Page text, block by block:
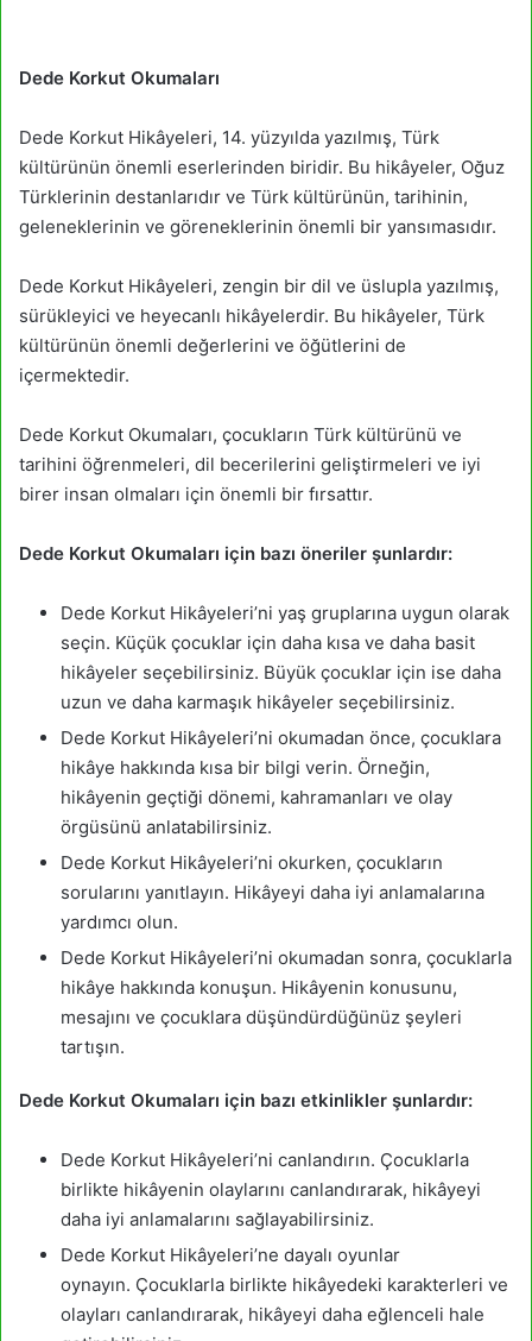
Dede Korkut Okumaları
Dede Korkut Hikâyeleri, 14. yüzyılda yazılmış, Türk
kültürünün önemli eserlerinden biridir. Bu hikâyeler, Oğuz
Türklerinin destanlarıdır ve Türk kültürünün, tarihinin,
geleneklerinin ve göreneklerinin önemli bir yansımasıdır.
Dede Korkut Hikâyeleri, zengin bir dil ve üslupla yazılmış,
sürükleyici ve heyecanlı hikâyelerdir. Bu hikâyeler, Türk
kültürünün önemli değerlerini ve öğütlerini de
içermektedir.
Dede Korkut Okumaları, çocukların Türk kültürünü ve
tarihini öğrenmeleri, dil becerilerini geliştirmeleri ve iyi
birer insan olmaları için önemli bir fırsattır.
Dede Korkut Okumaları için bazı öneriler şunlardır:
Dede Korkut Hikâyeleri’ni yaş gruplarına uygun olarak
seçin. Küçük çocuklar için daha kısa ve daha basit
hikâyeler seçebilirsiniz. Büyük çocuklar için ise daha
uzun ve daha karmaşık hikâyeler seçebilirsiniz.
Dede Korkut Hikâyeleri’ni okumadan önce, çocuklara
hikâye hakkında kısa bir bilgi verin. Örneğin,
hikâyenin geçtiği dönemi, kahramanları ve olay
örgüsünü anlatabilirsiniz.
Dede Korkut Hikâyeleri’ni okurken, çocukların
sorularını yanıtlayın. Hikâyeyi daha iyi anlamalarına
yardımcı olun.
Dede Korkut Hikâyeleri’ni okumadan sonra, çocuklarla
hikâye hakkında konuşun. Hikâyenin konusunu,
mesajını ve çocuklara düşündürdüğünüz şeyleri
tartışın.
Dede Korkut Okumaları için bazı etkinlikler şunlardır:
Dede Korkut Hikâyeleri’ni canlandırın. Çocuklarla
birlikte hikâyenin olaylarını canlandırarak, hikâyeyi
daha iyi anlamalarını sağlayabilirsiniz.
Dede Korkut Hikâyeleri’ne dayalı oyunlar
oynayın. Çocuklarla birlikte hikâyedeki karakterleri ve
olayları canlandırarak, hikâyeyi daha eğlenceli hale